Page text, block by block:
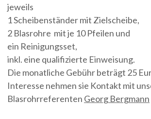
jeweils
1 Scheibenständer mit Zielscheibe,
2 Blasrohre mit je 10 Pfeilen und
ein Reinigungsset,
inkl. eine qualifizierte Einweisung.
Die monatliche Gebühr beträgt 25
Interesse nehmen sie Kontakt mit
Blasrohrreferenten Georg Bergmann